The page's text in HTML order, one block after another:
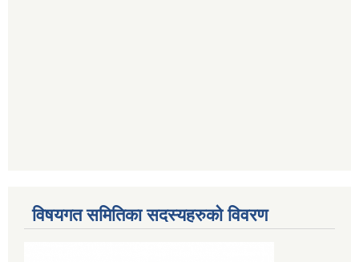
विषयगत समितिका सदस्यहरुको विवरण